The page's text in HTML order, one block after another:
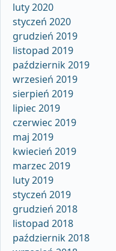
luty 2020
styczeń 2020
grudzień 2019
listopad 2019
październik 2019
wrzesień 2019
sierpień 2019
lipiec 2019
czerwiec 2019
maj 2019
kwiecień 2019
marzec 2019
luty 2019
styczeń 2019
grudzień 2018
listopad 2018
październik 2018